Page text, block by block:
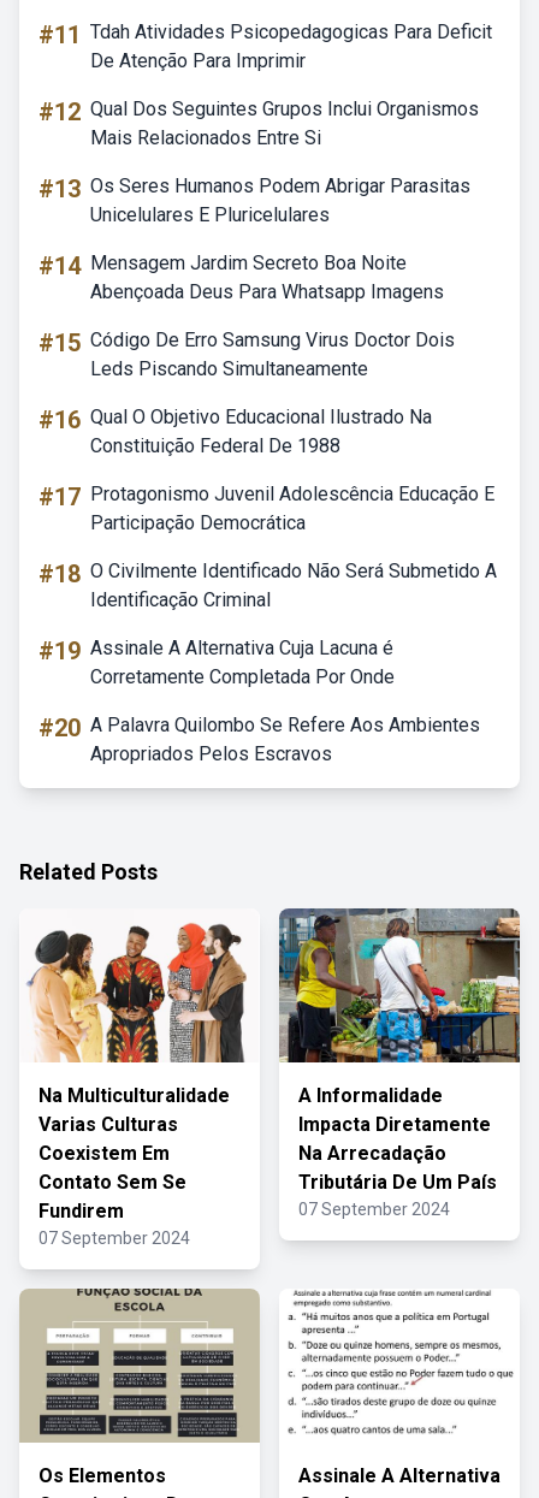
#11 Tdah Atividades Psicopedagogicas Para Deficit
De Atenção Para Imprimir
#12 Qual Dos Seguintes Grupos Inclui Organismos
Mais Relacionados Entre Si
#13 Os Seres Humanos Podem Abrigar Parasitas
Unicelulares E Pluricelulares
#14 Mensagem Jardim Secreto Boa Noite
Abençoada Deus Para Whatsapp Imagens
#15 Código De Erro Samsung Virus Doctor Dois
Leds Piscando Simultaneamente
#16 Qual O Objetivo Educacional Ilustrado Na
Constituição Federal De 1988
#17 Protagonismo Juvenil Adolescência Educação E
Participação Democrática
#18 O Civilmente Identificado Não Será Submetido A
Identificação Criminal
#19 Assinale A Alternativa Cuja Lacuna é
Corretamente Completada Por Onde
#20 A Palavra Quilombo Se Refere Aos Ambientes
Apropriados Pelos Escravos
Related Posts
Na Multiculturalidade
Varias Culturas
Coexistem Em
Contato Sem Se
Fundirem
07 September 2024
A Informalidade
Impacta Diretamente
Na Arrecadação
Tributária De Um País
07 September 2024
Os Elementos
Assinale A Alternativa